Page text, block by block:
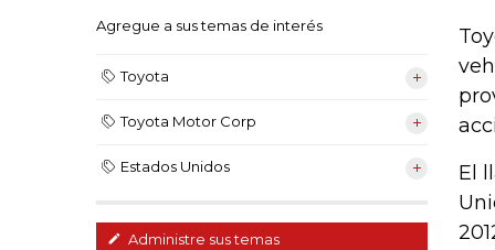
Agregue a sus temas de interés
Toyota
Toyota Motor Corp
Estados Unidos
Administre sus temas
El